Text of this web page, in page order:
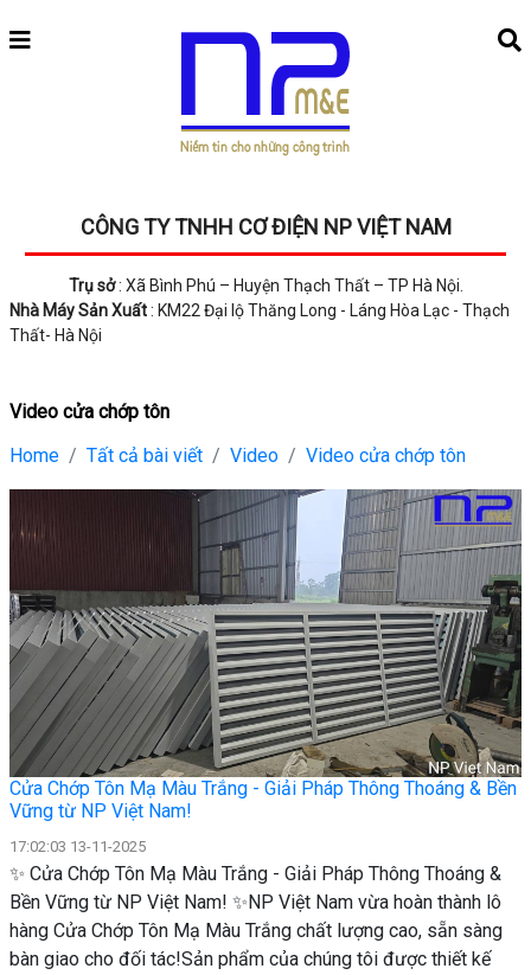
CÔNG TY TNHH CƠ ĐIỆN NP VIỆT NAM
Trụ sở: Xã Bình Phú – Huyện Thạch Thất – TP Hà Nội.
Nhà Máy Sản Xuất: KM22 Đại lộ Thăng Long - Láng Hòa Lạc - Thạch
Thất- Hà Nội
Video cửa chớp tôn
Home
Tất cả bài viết Video Video cửa chớp tôn
Cửa Chớp Tôn Mạ Màu Trắng - Giải Pháp Thông Thoáng & Bền
Vững từ NP Việt Nam!
17:02:03 13-11-2025
✨ Cửa Chớp Tôn Mạ Màu Trắng - Giải Pháp Thông Thoáng &
Bền Vững từ NP Việt Nam! ✨ ​NP Việt Nam vừa hoàn thành lô
hàng Cửa Chớp Tôn Mạ Màu Trắng chất lượng cao, sẵn sàng
bàn giao cho đối tác! ​Sản phẩm của chúng tôi được thiết kế